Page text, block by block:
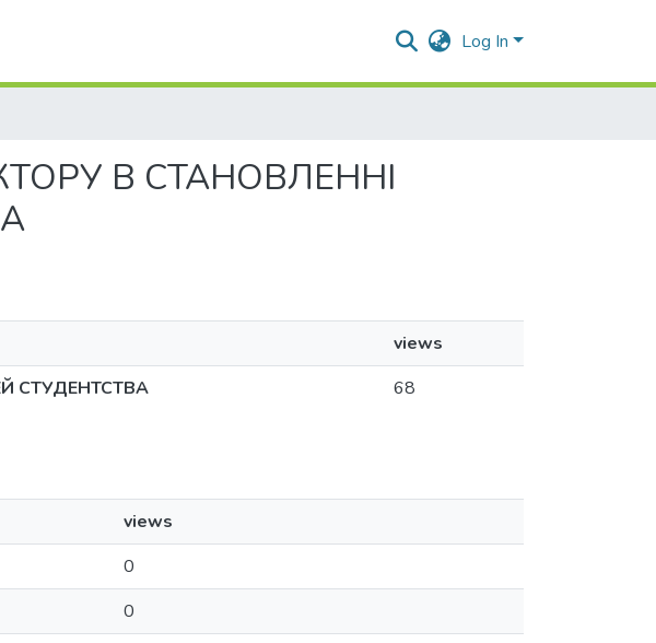
Log In
В СТАНОВЛЕННІ
views
СТУДЕНТСТВА
68
views
0
0